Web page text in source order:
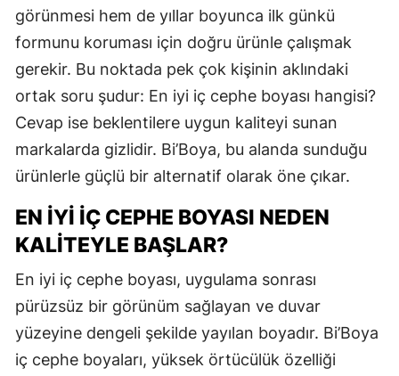
görünmesi hem de yıllar boyunca ilk günkü
formunu koruması için doğru ürünle çalışmak
gerekir. Bu noktada pek çok kişinin aklındaki
ortak soru şudur: En iyi iç cephe boyası hangisi?
Cevap ise beklentilere uygun kaliteyi sunan
markalarda gizlidir. Bi’Boya, bu alanda sunduğu
ürünlerle güçlü bir alternatif olarak öne çıkar.
EN İYI İÇ CEPHE BOYASI NEDEN
KALITEYLE BAŞLAR?
En iyi iç cephe boyası, uygulama sonrası
pürüzsüz bir görünüm sağlayan ve duvar
yüzeyine dengeli şekilde yayılan boyadır. Bi’Boya
iç cephe boyaları, yüksek örtücülük özelliği